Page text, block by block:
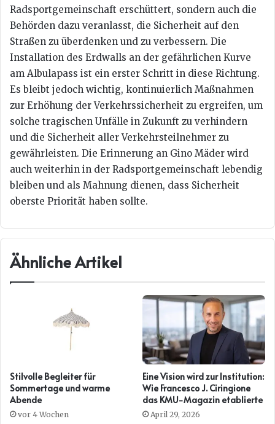
Radsportgemeinschaft erschüttert, sondern auch die
Behörden dazu veranlasst, die Sicherheit auf den
Straßen zu überdenken und zu verbessern. Die
Installation des Erdwalls an der gefährlichen Kurve
am Albulapass ist ein erster Schritt in diese Richtung.
Es bleibt jedoch wichtig, kontinuierlich Maßnahmen
zur Erhöhung der Verkehrssicherheit zu ergreifen, um
solche tragischen Unfälle in Zukunft zu verhindern
und die Sicherheit aller Verkehrsteilnehmer zu
gewährleisten. Die Erinnerung an Gino Mäder wird
auch weiterhin in der Radsportgemeinschaft lebendig
bleiben und als Mahnung dienen, dass Sicherheit
oberste Priorität haben sollte.
Ähnliche Artikel
Stilvolle Begleiter für
Sommertage und warme
Abende
vor 4 Wochen
Eine Vision wird zur Institution:
Wie Francesco J. Ciringione
das KMU-Magazin etablierte
April 29, 2026